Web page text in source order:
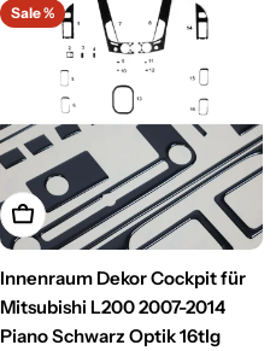
Sale %
In den Warenkorb legen
Innenraum Dekor Cockpit für
Mitsubishi L200 2007-2014
Piano Schwarz Optik 16tlg